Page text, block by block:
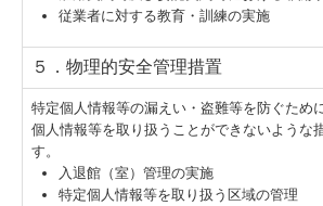
従業者に対する教育・訓練の実施
５．物理的安全管理措置
特定個人情報等の漏えい・盗難等を防ぐため
個人情報等を取り扱うことができないような
す。
入退館（室）管理の実施
特定個人情報等を取り扱う区域の管理